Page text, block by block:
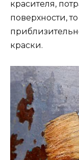
красителя,
поверхности,
краски.